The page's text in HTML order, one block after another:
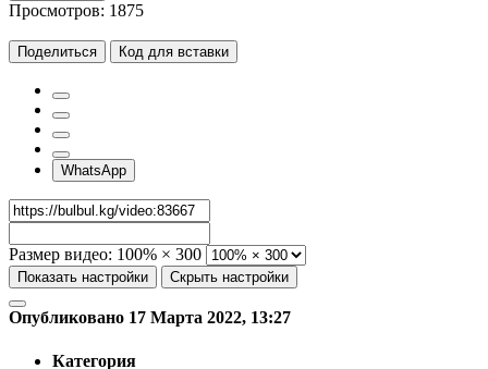
Просмотров: 1875
Поделиться Код для вставки
WhatsApp
Размер видео: 100% × 300
Показать настройки Скрыть настройки
Опубликовано 17 Марта 2022, 13:27
Категория